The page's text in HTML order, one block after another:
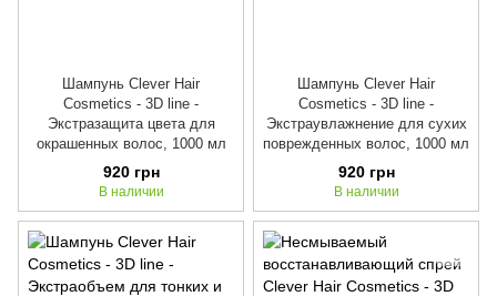
Шампунь Clever Hair
Cosmetics - 3D line -
Экстразащита цвета для
окрашенных волос, 1000 мл
920 грн
В наличии
Шампунь Clever Hair
Cosmetics - 3D line -
Экстраувлажнение для сухих
поврежденных волос, 1000 мл
920 грн
В наличии